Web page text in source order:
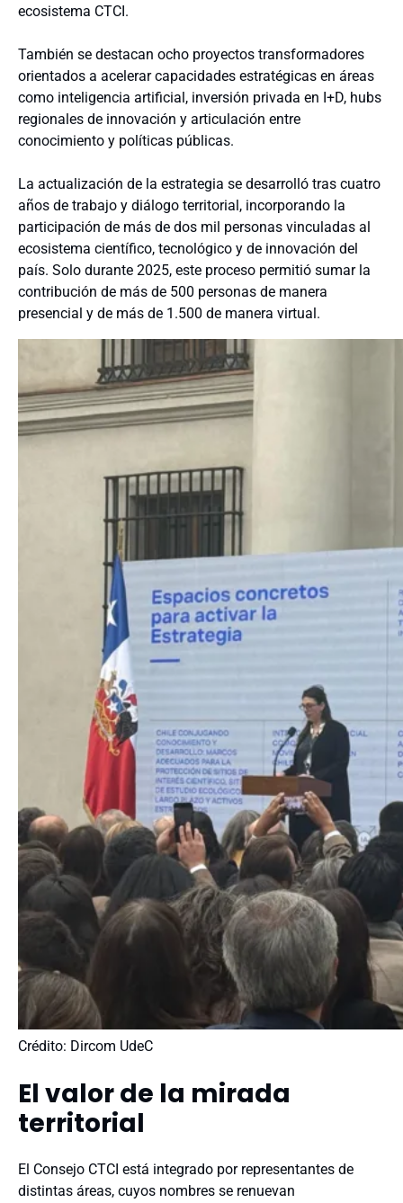
ecosistema CTCI.
También se destacan ocho proyectos transformadores
orientados a acelerar capacidades estratégicas en áreas
como inteligencia artificial, inversión privada en I+D, hubs
regionales de innovación y articulación entre
conocimiento y políticas públicas.
La actualización de la estrategia se desarrolló tras cuatro
años de trabajo y diálogo territorial, incorporando la
participación de más de dos mil personas vinculadas al
ecosistema científico, tecnológico y de innovación del
país. Solo durante 2025, este proceso permitió sumar la
contribución de más de 500 personas de manera
presencial y de más de 1.500 de manera virtual.
Crédito: Dircom UdeC
El valor de la mirada
territorial
El Consejo CTCI está integrado por representantes de
distintas áreas, cuyos nombres se renuevan